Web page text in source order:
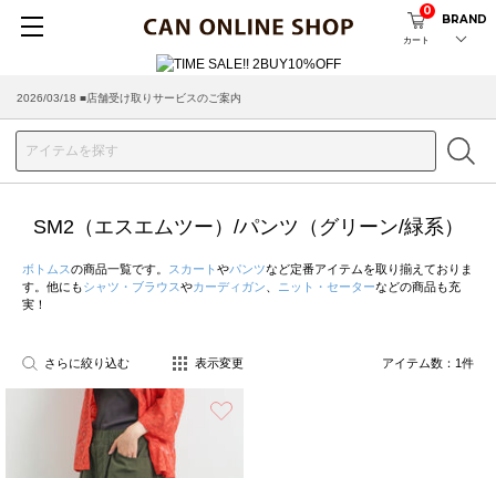
カート
0
BRAND
2026/03/18 ■店舗受け取りサービスのご案内
SM2（エスエムツー）/パンツ（グリーン/緑系）
ボトムスの商品一覧です。 スカート やパンツなど定番アイテムを取り揃えておりま
す。他にもシャツ・ブラウスやカーディガン ニット・セーターなどの商品も充
実！
さらに絞り込む 表示変更 アイテム数： 1件